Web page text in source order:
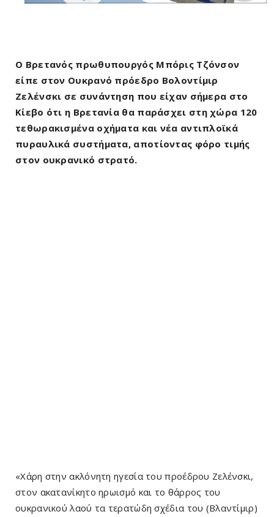
Ο Βρετανός πρωθυπουργός Μπόρις Τζόνσον
είπε στον Ουκρανό πρόεδρο Βολοντίμιρ
Ζελένσκι σε συνάντηση που είχαν σήμερα στο
Κίεβο ότι η Βρετανία θα παράσχει στη χώρα 120
τεθωρακισμένα οχήματα και νέα αντιπλοϊκά
πυραυλικά συστήματα, αποτίοντας φόρο τιμής
στον ουκρανικό στρατό.
«Χάρη στην ακλόνητη ηγεσία του προέδρου Ζελένσκι,
στον ακατανίκητο ηρωισμό και το θάρρος του
ουκρανικού λαού τα τερατώδη σχέδια του (Βλαντίμιρ)